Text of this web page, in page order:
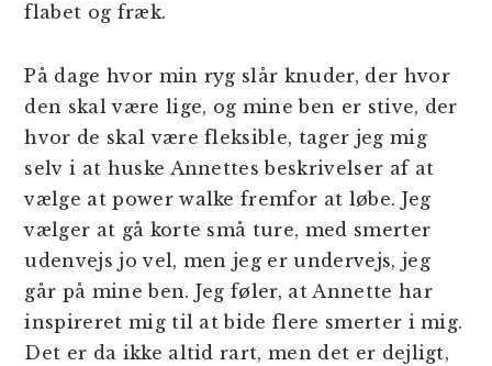
flabet og fræk.
På dage hvor min ryg slår knuder, der hvor
den skal være lige, og mine ben er stive, der
hvor de skal være fleksible, tager jeg mig
selv i at huske Annettes beskrivelser af at
vælge at power walke fremfor at løbe. Jeg
vælger at gå korte små ture, med smerter
udenvejs jo vel, men jeg er undervejs, jeg
går på mine ben. Jeg føler, at Annette har
inspireret mig til at bide flere smerter i mig.
Det er da ikke altid rart, men det er dejligt,